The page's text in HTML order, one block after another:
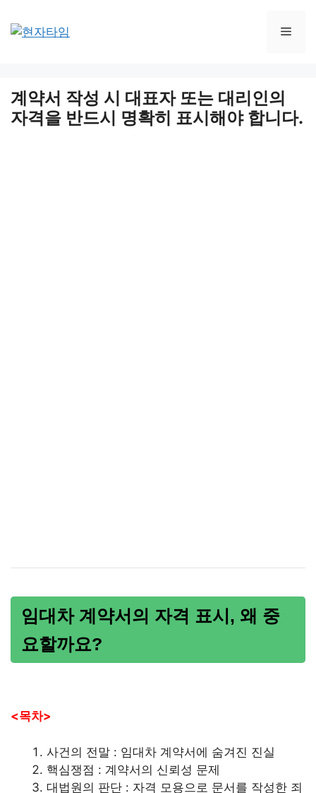
계약서 작성 시 대표자 또는 대리인의
자격을 반드시 명확히 표시해야 합니다.
임대차 계약서의 자격 표시, 왜 중
요할까요?
<목차>
사건의 전말 : 임대차 계약서에 숨겨진 진실
핵심쟁점 : 계약서의 신뢰성 문제
대법원의 판단 : 자격 모용으로 문서를 작성한 죄